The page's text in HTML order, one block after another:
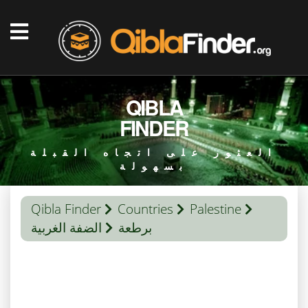
QIBLA
FINDER
العثور على اتجاه القبلة
بسهولة
Qibla Finder Countries
Palestine
الضفة الغربية
برطعة